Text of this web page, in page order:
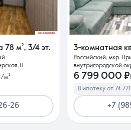
78 м², 3/4 эт.
11
м²
26
3-комнатная
Российский, мкр.
внутригородской
6 799 000 ₽
В ипотеку от 74
+7